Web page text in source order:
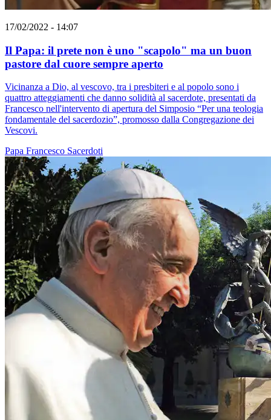
17/02/2022 - 14:07
Il Papa: il prete non è uno "scapolo" ma un buon
pastore dal cuore sempre aperto
Vicinanza a Dio, al vescovo, tra i presbiteri e al popolo sono i
quattro atteggiamenti che danno solidità al sacerdote, presentati da
Francesco nell'intervento di apertura del Simposio “Per una teologia
fondamentale del sacerdozio”, promosso dalla Congregazione dei
Vescovi.
Papa Francesco Sacerdoti